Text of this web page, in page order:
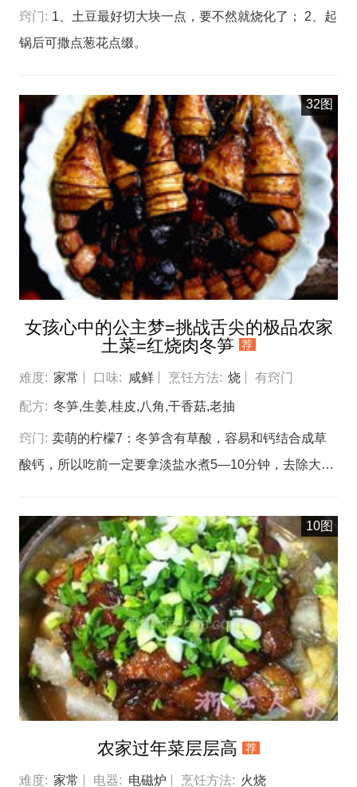
窍门: 1、土豆最好切大块一点，要不然就烧化了； 2、起
锅后可撒点葱花点缀。
32图
女孩心中的公主梦=挑战舌尖的极品农家
土菜=红烧肉冬笋
荐
难度: 家常 口味: 咸鲜 烹饪方法: 烧 有窍门
配方: 冬笋,生姜,桂皮,八角,干香菇,老抽
窍门: 卖萌的柠檬7：冬笋含有草酸，容易和钙结合成草
酸钙，所以吃前一定要拿淡盐水煮5—10分钟，去除大部
女性月经期间、产后也不宜多吃。 一定要中小火慢慢的
搅拌着熬至冰糖完全融化变成酱红色，注意火候冰糖炒焦
了口感会苦。 肉汤不要浪费，不管加入什么食材，五花
肉汤是不能浪费的，只有饱满的汤汁这个默契的配角才会
让红烧肉色泽艳丽。 用刀在冬笋上划一刀，深一点，要
划破多层笋皮，推荐使用裁纸刀！不要过于用力，穿透所
有的皮。
10图
农家过年菜层层高 荐
难度: 家常 电器: 电磁炉 烹饪方法: 火烧